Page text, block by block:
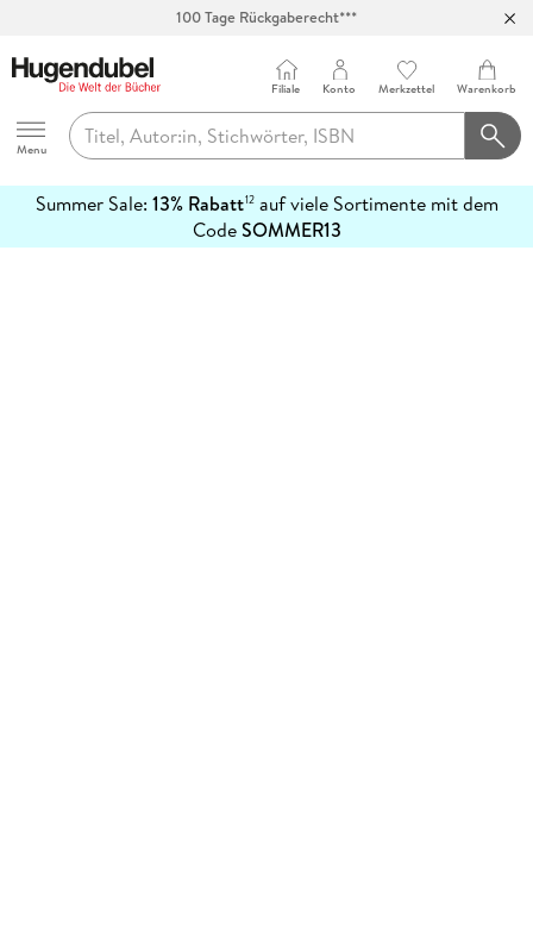
100 Tage Rückgaberecht***
Hugendubel
Menu
Filiale Konto Merkzettel Warenkorb
Summer Sale: 13% Rabatt12auf viele Sortimente mit dem
CodeSOMMER13
erfahren